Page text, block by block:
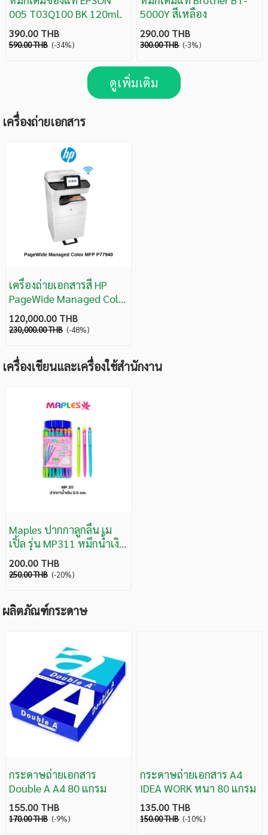
005 T03Q100 BK 120ml.
390.00 THB
590.00 THB (-34%)
5000Y สีเหลือง
290.00 THB
300.00 THB (-3%)
ดูเพิ่มเติม
เครื่องถ่ายเอกสาร
เครื่องถ่ายเอกสารสี HP
PageWide Managed Color
MFP P77940
120,000.00 THB
230,000.00 THB (-48%)
เครื่องเขียนและเครื่องใช้สำนักงาน
Maples ปากกาลูกลื่น เม
เปิ้ล รุ่น MP311 หมึกน้ำเงิน
ขนาด 0.5 ( บรรจุ 50 ด้าม /
กระบอก )
200.00 THB
250.00 THB (-20%)
ผลิตภัณฑ์กระดาษ
กระดาษถ่ายเอกสาร
Double A A4 80 แกรม
155.00 THB
170.00 THB (-9%)
กระดาษถ่ายเอกสาร A4
IDEA WORK หนา 80 แกรม
135.00 THB
150.00 THB (-10%)